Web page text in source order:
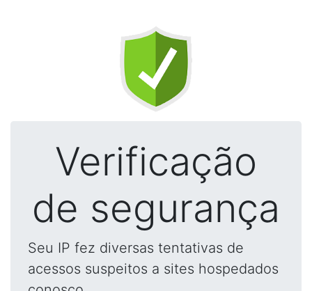
Verificação
de segurança
Seu IP fez diversas tentativas de
acessos suspeitos a sites hospedados